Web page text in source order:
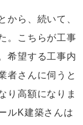
から、続いて、
。こちらが工事
希望する工事内
者さんに伺うと
り高額になりま
ルK建築さんは